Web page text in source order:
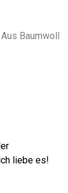
liebe es!